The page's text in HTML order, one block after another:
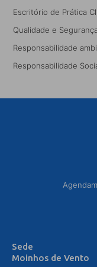
Escritório de Prática
Qualidade e Segurança
Responsabilidade
Responsabilidade
Sede
Moinhos de Vento